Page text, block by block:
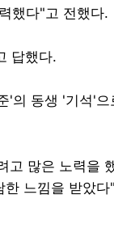
했다"고 전했다.
답했다.
'의 동생 '기석'으
고 많은 노력을
느낌을 받았다